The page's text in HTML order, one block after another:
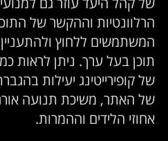
הרלוונטיות וההקשר של
המשתמשים ללחוץ
תוכן בעל ערך. ניתן לראות
של קופירייטינג יעילות
של האתר, משיכת תנועה
אחוזי הלידים וההמרות.